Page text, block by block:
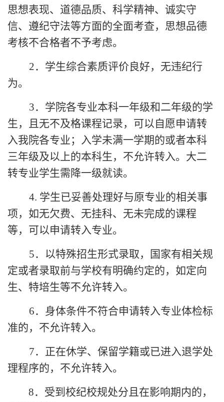
思想表现、道德品质、科学精神、诚实守
信、遵纪守法等方面的全面考查，思想品德
考核不合格者不予考虑。
2．学生综合素质评价良好，无违纪行
为。
3．学院各专业本科一年级和二年级的学
生，且无不及格课程记录，可以自愿申请转
入我院各专业；入学未满一学期的或者本科
三年级及以上的本科生，不允许转入。大二
转专业学生需降一级就读。
4. 学生已妥善处理好与原专业的相关事
项，如无欠费、无挂科、无未完成的课程
等，可以申请转入专业。
5． 以特殊招生形式录取，国家有相关规
定或者录取前与学校有明确约定的，如定向
生、特培生等不允许转入。
6． 身体条件不符合申请转入专业体检标
准的，不允许转入。
7． 正在休学、保留学籍或已进入退学处
理程序的，不允许转入。
8． 受到校纪校规处分且在影响期内的，